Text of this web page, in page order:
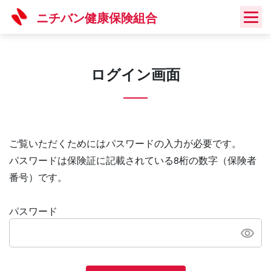
Skip
ニチバン健康保険組合
ログイン画面
ご覧いただくためにはパスワードの入力が必要です。
パスワードは保険証に記載されている8桁の数字（保険者
番号）です。
パスワード